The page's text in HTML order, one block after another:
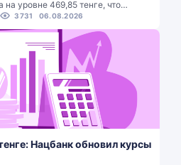
на уровне 469,85 тенге, что…
3731 06.08.2026
Нацбанк обновил курсы